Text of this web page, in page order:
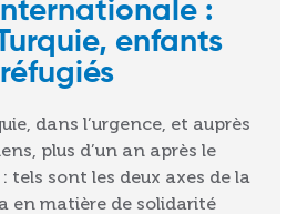
:
enfants
dans l’urgence, et auprès
plus d’un an après le
tels sont les deux axes de la
en matière de solidarité